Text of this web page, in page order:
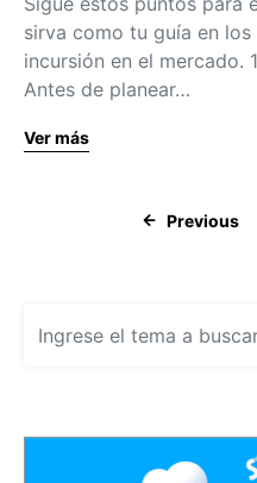
sirva como tu guía en
incursión en el mercado.
Antes de planear…
Ver más
Previous